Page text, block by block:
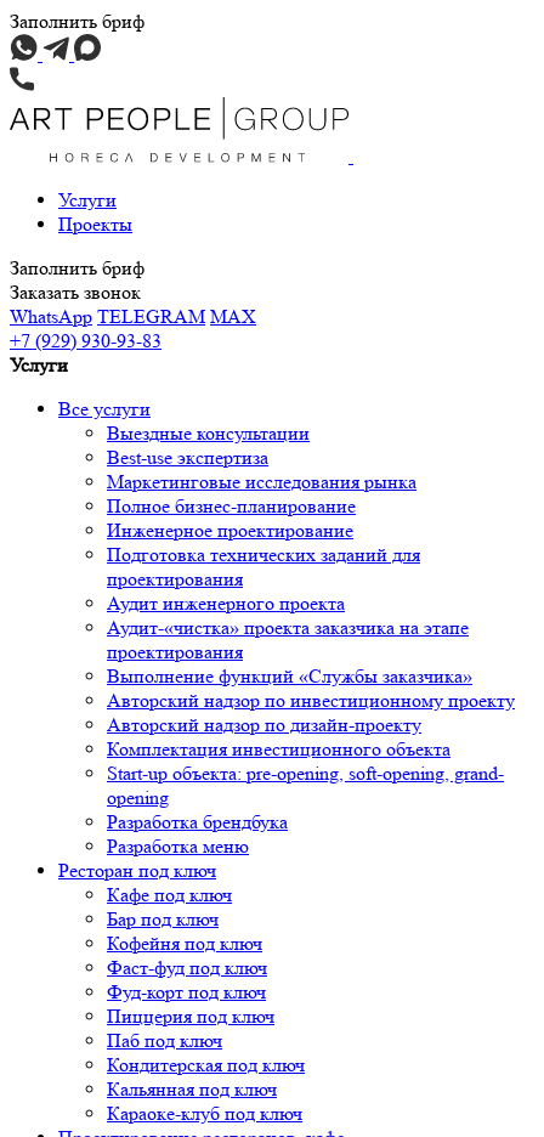
Заполнить бриф
Услуги
Проекты
Заполнить бриф
Заказать звонок
WhatsApp TELEGRAM MAX
+7 (929) 930-93-83
Услуги
Все услуги
Выездные консультации
Best-use экспертиза
Маркетинговые исследования рынка
Полное бизнес-планирование
Инженерное проектирование
Подготовка технических заданий для
проектирования
Аудит инженерного проекта
Аудит-«чистка» проекта заказчика на этапе
проектирования
Выполнение функций «Службы заказчика»
Авторский надзор по инвестиционному проекту
Авторский надзор по дизайн-проекту
Комплектация инвестиционного объекта
Start-up объекта: pre-opening, soft-opening, grand-
opening
Разработка брендбука
Разработка меню
Ресторан под ключ
Кафе под ключ
Бар под ключ
Кофейня под ключ
Фаст-фуд под ключ
Фуд-корт под ключ
Пиццерия под ключ
Паб под ключ
Кондитерская под ключ
Кальянная под ключ
Караоке-клуб под ключ